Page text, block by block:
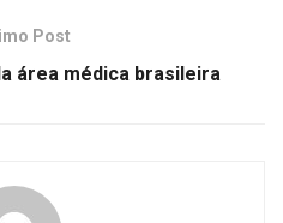
Post
área médica brasileira